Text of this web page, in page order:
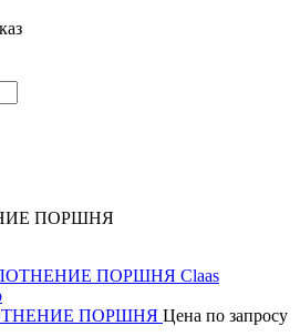
ПОРШНЯ
ПОРШНЯ Цена по запросу